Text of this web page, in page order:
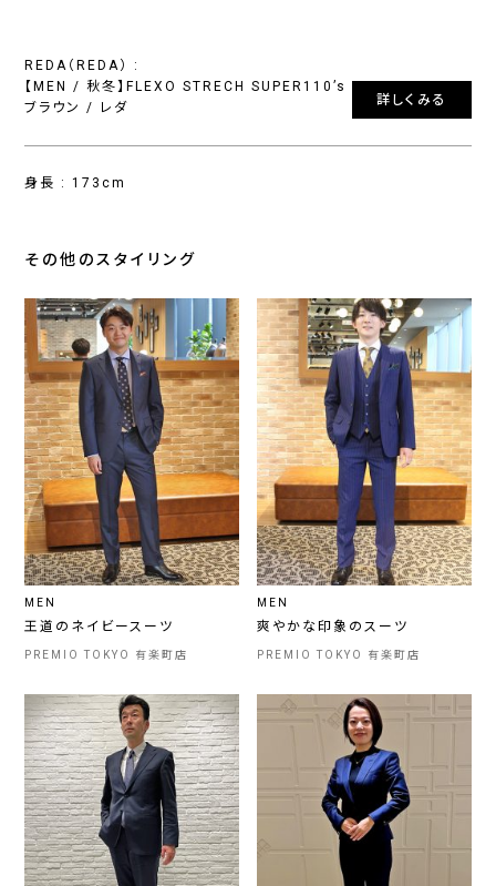
REDA（REDA） :
【MEN / 秋冬】FLEXO STRECH SUPER110’s
ブラウン / レダ
詳しくみる
身長 : 173cm
その他のスタイリング
MEN
王道のネイビースーツ
PREMIO TOKYO 有楽町店
MEN
爽やかな印象のスーツ
PREMIO TOKYO 有楽町店